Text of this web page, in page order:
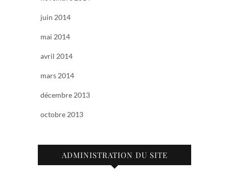
juin 2014
mai 2014
avril 2014
mars 2014
décembre 2013
octobre 2013
ADMINISTRATION DU SITE